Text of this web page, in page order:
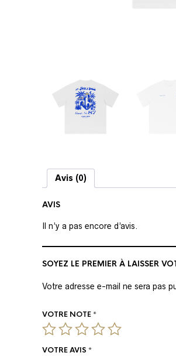
Avis (0)
AVIS
Il n’y a pas encore d’avis.
SOYEZ LE PREMIER À LAISSER
Votre adresse e-mail ne sera pas
VOTRE NOTE*
VOTRE AVIS *